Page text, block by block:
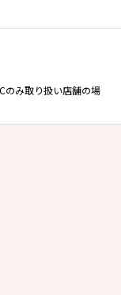
み取り扱い店舗の場